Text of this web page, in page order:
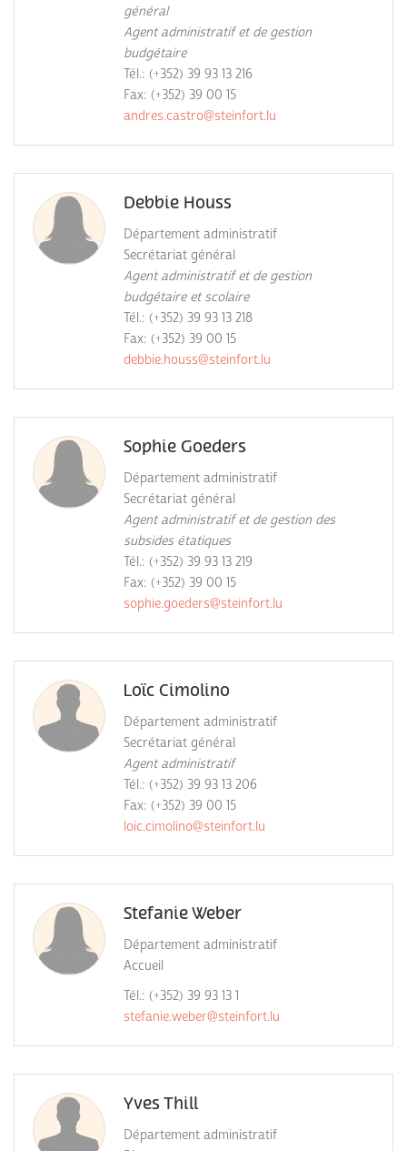
général
Agent administratif et de gestion
budgétaire
Tél.: (+352) 39 93 13 216
Fax: (+352) 39 00 15
andres.castro@steinfort.lu
Debbie Houss
Département administratif
Secrétariat général
Agent administratif et de gestion
budgétaire et scolaire
Tél.: (+352) 39 93 13 218
Fax: (+352) 39 00 15
debbie.houss@steinfort.lu
Sophie Goeders
Département administratif
Secrétariat général
Agent administratif et de gestion des
subsides étatiques
Tél.: (+352) 39 93 13 219
Fax: (+352) 39 00 15
sophie.goeders@steinfort.lu
Loïc Cimolino
Département administratif
Secrétariat général
Agent administratif
Tél.: (+352) 39 93 13 206
Fax: (+352) 39 00 15
loic.cimolino@steinfort.lu
Stefanie Weber
Département administratif
Accueil
Tél.: (+352) 39 93 13 1
stefanie.weber@steinfort.lu
Yves Thill
Département administratif